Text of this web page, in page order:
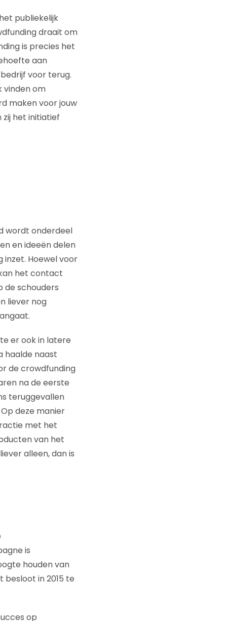
publiekelijk
draait om
is precies het
aan
voor terug.
vinden om
maken voor jouw
het initiatief
wordt onderdeel
en ideeën delen
Hoewel voor
het contact
de schouders
liever nog
er ook in latere
haalde naast
de crowdfunding
na de eerste
teruggevallen
deze manier
met het
van het
alleen, dan is
is
houden van
in 2015 te
op